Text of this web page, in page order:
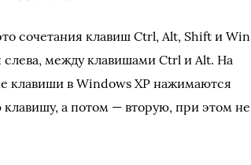
сочетания клавиш Ctrl, Alt, Shift и Win
между клавишами Ctrl и Alt. На
клавиши в Windows XP нажимаются
а потом — вторую, при этом не